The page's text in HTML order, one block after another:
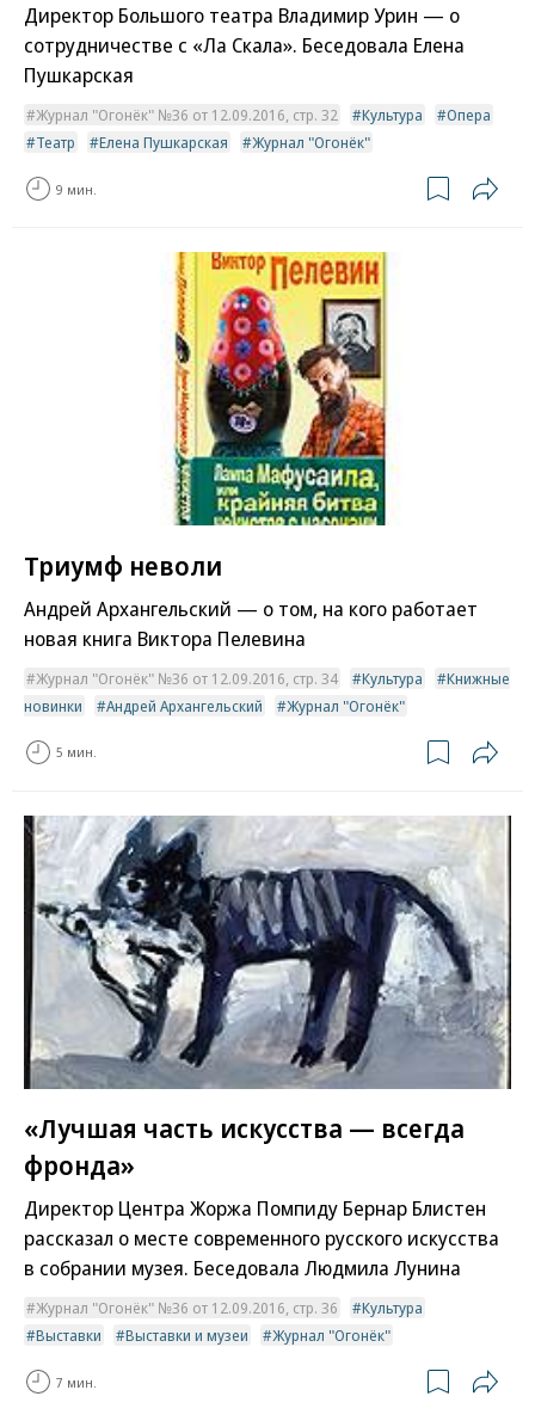
Директор Большого театра Владимир Урин — о
сотрудничестве с «Ла Скала». Беседовала Елена
Пушкарская
Журнал "Огонёк" №36 от 12.09.2016, стр. 32 Культура
Опера
Театр
Елена Пушкарская Журнал "Огонёк"
9 мин.
Триумф неволи
Андрей Архангельский — о том, на кого работает
новая книга Виктора Пелевина
Журнал "Огонёк" №36 от 12.09.2016, стр. 34 Культура
Книжные
новинки
Андрей Архангельский Журнал "Огонёк"
5 мин.
«Лучшая часть искусства — всегда
фронда»
Директор Центра Жоржа Помпиду Бернар Блистен
рассказал о месте современного русского искусства
в собрании музея. Беседовала Людмила Лунина
Журнал "Огонёк" №36 от 12.09.2016, стр. 36
Культура
Выставки
Выставки и музеи Журнал "Огонёк"
7 мин.